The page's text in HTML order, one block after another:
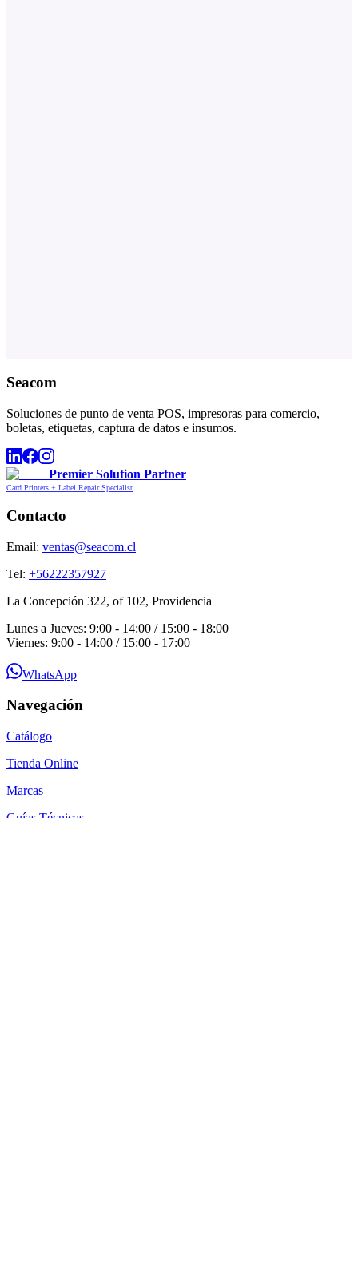
Seacom
Soluciones de punto de venta POS, impresoras para comercio,
boletas, etiquetas, captura de datos e insumos.
Premier Solution Partner
Card Printers + Label Repair Specialist
Contacto
Email: ventas@seacom.cl
Tel: +56222357927
La Concepción 322, of 102, Providencia
Lunes a Jueves: 9:00 - 14:00 / 15:00 - 18:00
Viernes: 9:00 - 14:00 / 15:00 - 17:00
WhatsApp
Navegación
Catálogo
Tienda Online
Marcas
Guías Técnicas